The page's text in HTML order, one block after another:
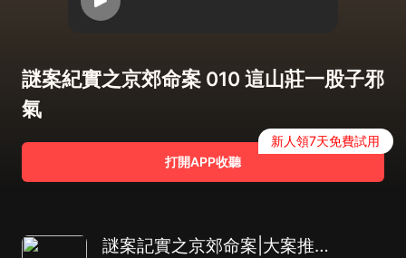
謎案紀實之京郊命案 010 這山莊一股子邪
氣
打開APP收聽
新人領7天免費試用
謎案記實之京郊命案|大案推理|懸疑燒腦|刑偵犯罪|精品多播